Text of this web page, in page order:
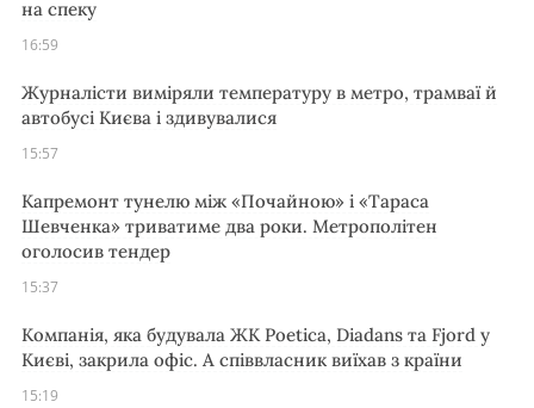
на спеку
16:59
Журналісти виміряли температуру в метро, трамваї й
автобусі Києва і здивувалися
15:57
Капремонт тунелю між «Почайною» і «Тараса
Шевченка» триватиме два роки. Метрополітен
оголосив тендер
15:37
Компанія, яка будувала ЖК Poetica, Diadans та Fjord у
Києві, закрила офіс. А співвласник виїхав з країни
15:19